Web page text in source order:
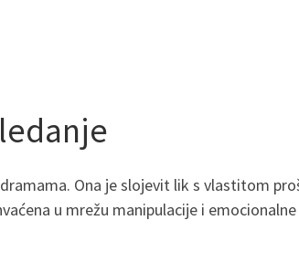
Ona je slojevit lik s vlastitom
u mrežu manipulacije i